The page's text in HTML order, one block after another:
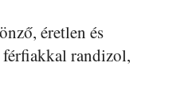
éretlen és
randizol,